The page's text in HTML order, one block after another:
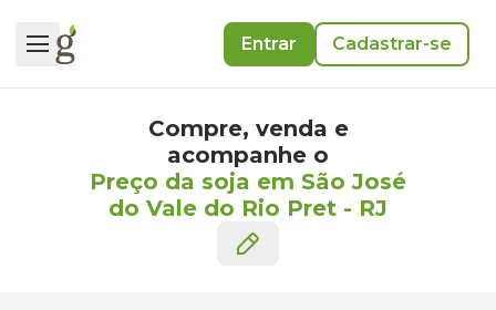
Entrar Cadastrar-se
Compre, venda e
acompanhe o
Preço da soja em São José
do Vale do Rio Pret - RJ